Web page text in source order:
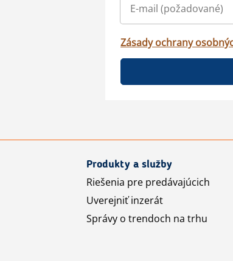
Zásady ochrany
Produkty a služby
Riešenia pre predávajúcich
Uverejniť inzerát
Správy o trendoch na trhu